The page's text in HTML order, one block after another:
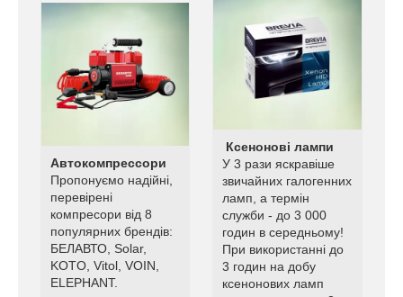
Автокомпрессори
Пропонуємо надійні,
перевірені
компресори від 8
популярних брендів:
БЕЛАВТО, Solar,
KOTO, Vitol, VOIN,
ELEPHANT.
Ксенонові лампи
У 3 рази яскравіше
звичайних галогенних
ламп, а термін
служби - до 3 000
годин в середньому!
При використанні до
3 годин на добу
ксенонових ламп